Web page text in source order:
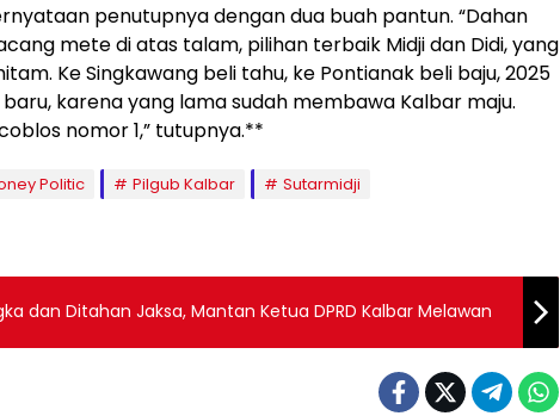
penutupnya dengan dua buah pantun. “Dahan
mete di atas talam, pilihan terbaik Midji dan Didi, yang
Ke Singkawang beli tahu, ke Pontianak beli baju, 2025
karena yang lama sudah membawa Kalbar maju.
nomor 1,” tutupnya.**
Politic Pilgub Kalbar Sutarmidji
dan Ditahan Jaksa, Mantan Ketua DPRD Kalbar Melawan